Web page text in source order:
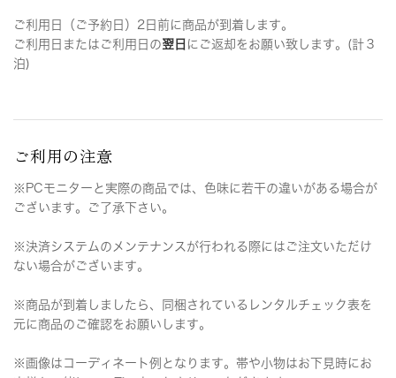
ご利用日（ご予約日）2日前に商品が到着します。
ご利用日またはご利用日の翌日 にご返却をお願い致します。(計３
泊)
ご利用の注意
※PCモニターと実際の商品では、色味に若干の違いがある場合が
ございます。ご了承下さい。
※決済システムのメンテナンスが行われる際にはご注文いただけ
ない場合がございます。
※商品が到着しましたら、同梱されているレンタルチェック表を
元に商品のご確認をお願いします。
※画像はコーディネート例となります。帯や小物はお下見時にお